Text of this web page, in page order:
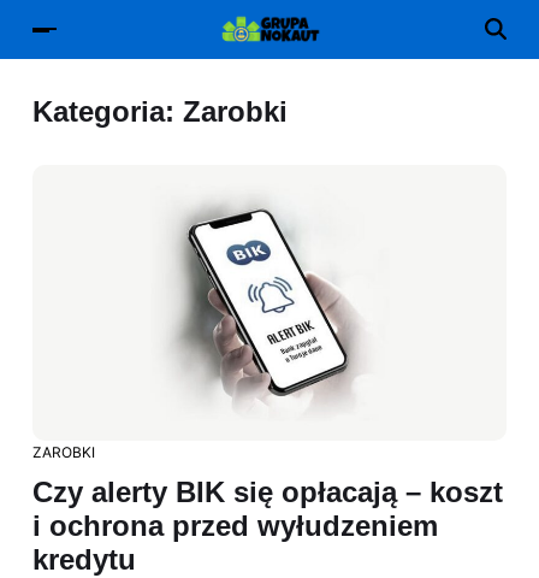
Kategoria: Zarobki
ZAROBKI
Czy alerty BIK się opłacają – koszt
i ochrona przed wyłudzeniem
kredytu